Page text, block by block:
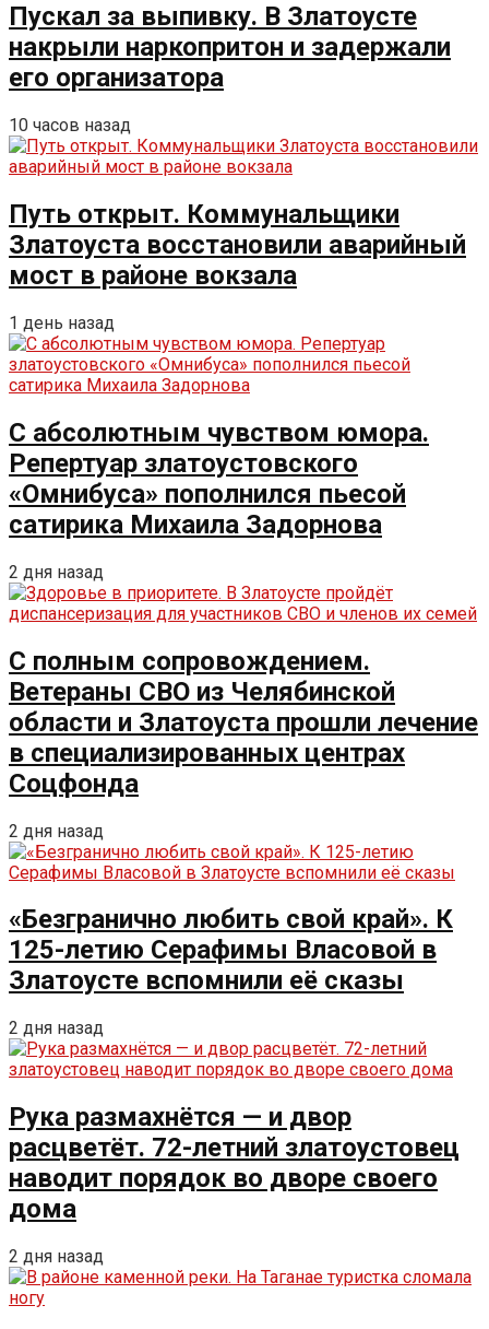
Пускал за выпивку. В Златоусте
накрыли наркопритон и задержали
его организатора
10 часов назад
Путь открыт. Коммунальщики
Златоуста восстановили аварийный
мост в районе вокзала
1 день назад
С абсолютным чувством юмора.
Репертуар златоустовского
«Омнибуса» пополнился пьесой
сатирика Михаила Задорнова
2 дня назад
С полным сопровождением.
Ветераны СВО из Челябинской
области и Златоуста прошли лечение
в специализированных центрах
Соцфонда
2 дня назад
«Безгранично любить свой край». К
125-летию Серафимы Власовой в
Златоусте вспомнили её сказы
2 дня назад
Рука размахнётся — и двор
расцветёт. 72-летний златоустовец
наводит порядок во дворе своего
дома
2 дня назад